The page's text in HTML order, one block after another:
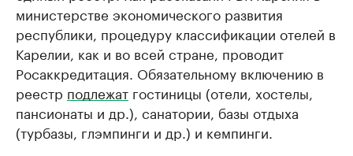
министерстве экономического развития
республики, процедуру классификации отелей в
Карелии, как и во всей стране, проводит
Росаккредитация. Обязательному включению в
реестр подлежат гостиницы (отели, хостелы,
пансионаты и др.), санатории, базы отдыха
(турбазы, глэмпинги и др.) и кемпинги.